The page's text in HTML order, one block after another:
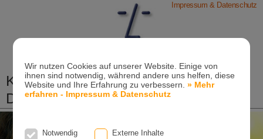
Wir nutzen Cookies auf unserer Website. Einige von
ihnen sind notwendig, während andere uns helfen, diese
Website und Ihre Erfahrung zu verbessern.» Mehr
erfahren - Impressum & Datenschutz
Notwendig Externe Inhalte
Impressum & Datenschutz
Kieferorthopädische Praxis
Dr. Konik & Kollegen
Zahn- und Kieferregulierungen für Kinder und
Erwachsene